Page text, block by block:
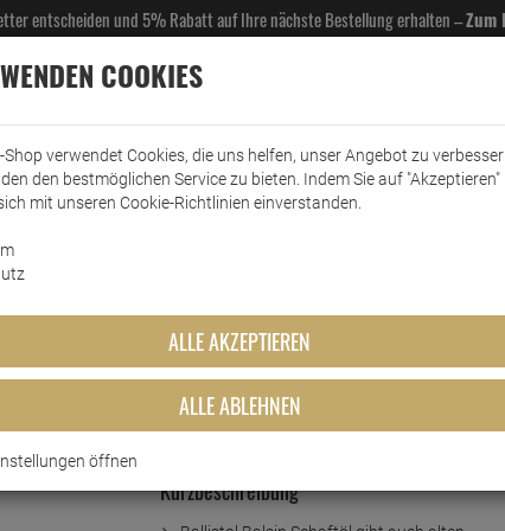
entscheiden und 5% Rabatt auf Ihre nächste Bestellung erhalten –Zum
GASTROBEDARF DROGERIE KÜCHE & HAUSHALT KFZ
Öl hell 50ml
hell 50ml
Kurzbeschreibung
COOKIES
Shop verwendet Cookies, die uns helfen, unser Angebot zu
den bestmöglichen Service zu bieten. Indem Sie auf "Akzeptieren"
mit unseren Cookie-Richtlinien einverstanden.
ALLE AKZEPTIEREN
ALLE ABLEHNEN
öffnen